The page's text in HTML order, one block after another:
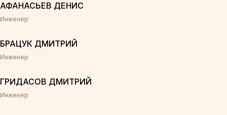
АФАНАСЬЕВ ДЕНИС
Инженер
БРАЦУК ДМИТРИЙ
Инженер
ГРИДАСОВ ДМИТРИЙ
Инженер